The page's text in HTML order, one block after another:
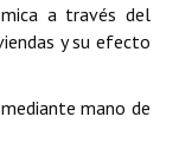
a través del
y su efecto
mano de